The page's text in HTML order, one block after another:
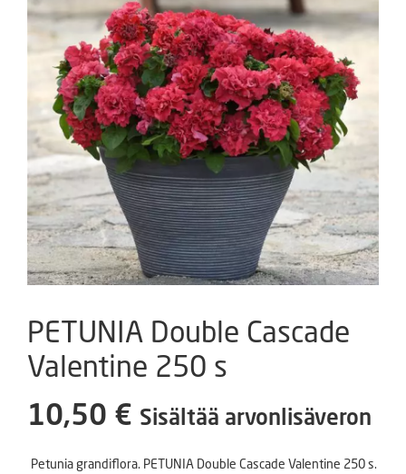
PETUNIA Double Cascade
Valentine 250 s
10,50 € Sisältää arvonlisäveron
Petunia grandiflora. PETUNIA Double Cascade Valentine 250 s.